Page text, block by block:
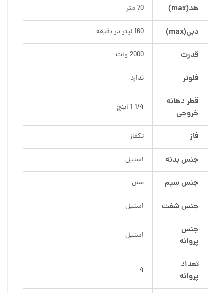
هد(max) 70 متر
دبی(max) 160 لیتر در دقیقه
قدرت 2000 وات
فلوتر ندارد
قطر دهانه
خروجی
1/4 1 اینچ
فاز تکفاز
جنس بدنه استیل
جنس سیم مس
جنس شفت استیل
جنس
پروانه
استیل
تعداد
پروانه
4